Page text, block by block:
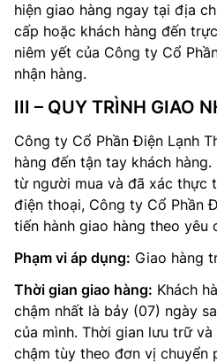
hiện giao hàng ngay tại địa
cấp hoặc khách hàng đến
niêm yết của Công ty Cổ
nhận hàng.
III – QUY TRÌNH GIAO
Công ty Cổ Phần Điện Lạnh
hàng đến tận tay khách hàng.
từ người mua và đã xác thực
điện thoại, Công ty Cổ Phần
tiến hành giao hàng theo yêu
Phạm vi áp dụng: Giao hàng
Thời gian giao hàng: Khách
chậm nhất là bảy (07) ngày
của mình. Thời gian lưu trữ
chậm tùy theo đơn vị chuyển